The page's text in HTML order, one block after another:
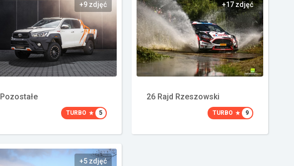
+9 zdjęć
Pozostałe
TURBO 5
+17 zdjęć
26 Rajd Rzeszowski
TURBO 9
+5 zdjęć